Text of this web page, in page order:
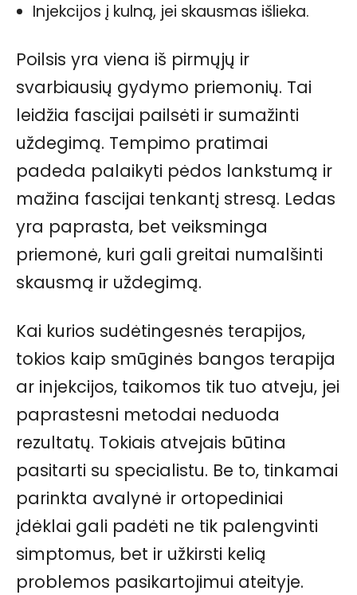
Injekcijos į kulną, jei skausmas išlieka.
Poilsis yra viena iš pirmųjų ir
svarbiausių gydymo priemonių. Tai
leidžia fascijai pailsėti ir sumažinti
uždegimą. Tempimo pratimai
padeda palaikyti pėdos lankstumą ir
mažina fascijai tenkantį stresą. Ledas
yra paprasta, bet veiksminga
priemonė, kuri gali greitai numalšinti
skausmą ir uždegimą.
Kai kurios sudėtingesnės terapijos,
tokios kaip smūginės bangos terapija
ar injekcijos, taikomos tik tuo atveju, jei
paprastesni metodai neduoda
rezultatų. Tokiais atvejais būtina
pasitarti su specialistu. Be to, tinkamai
parinkta avalynė ir ortopediniai
įdėklai gali padėti ne tik palengvinti
simptomus, bet ir užkirsti kelią
problemos pasikartojimui ateityje.